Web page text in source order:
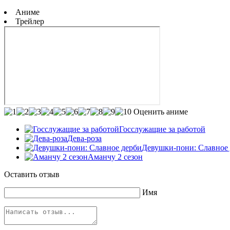
Аниме
Трейлер
Оценить аниме
Госслужащие за работой
Дева-роза
Девушки-пони: Славное
Аманчу 2 сезон
Оставить отзыв
Имя